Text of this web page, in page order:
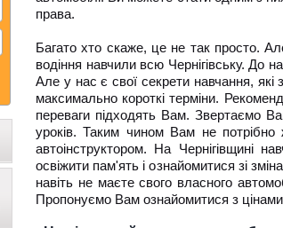
права.
Багато хто скаже, це не так просто.
водіння навчили всю Чернігівську. До
Але у нас є свої секрети навчання,
максимально короткі терміни.
переваги підходять Вам. Звертаємо
уроків. Таким чином Вам не потрібно
автоінструктором. На Чернігівщині
освіжити пам'ять і ознайомитися зі
навіть не маєте свого власного
Пропонуємо Вам ознайомитися з